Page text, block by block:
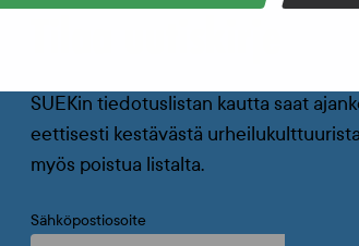
SUEKin tiedotuslistan kautta saat
eettisesti kestävästä
myös poistua listalta.
Sähköpostiosoite